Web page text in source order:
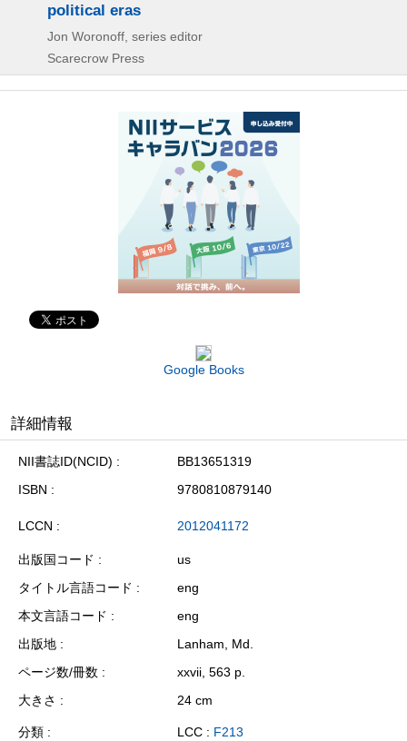
political eras
Jon Woronoff, series editor
Scarecrow Press
Google Books
詳細情報
NII書誌ID(NCID)
BB13651319
ISBN
9780810879140
LCCN 2012041172
出版国コード
us
タイトル言語コード
eng
本文言語コード
eng
出版地
Lanham, Md.
ページ数/冊数
xxvii, 563 p.
大きさ
24 cm
分類 LCC : F213